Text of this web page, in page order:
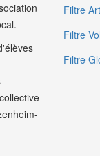
Filtre
Filtre
Filtre